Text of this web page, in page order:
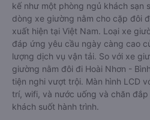
kế như một phòng ngủ khách sạn
dòng xe giường nằm cho cặp đôi
xuất hiện tại Việt Nam. Loại xe
đáp ứng yêu cầu ngày càng cao
lượng dịch vụ vận tải. So với xe
giường nằm đôi đi Hoài Nhơn -
tiện nghi vượt trội. Màn hình LCD
trí, wifi, và nước uống và chăn
khách suốt hành trình.